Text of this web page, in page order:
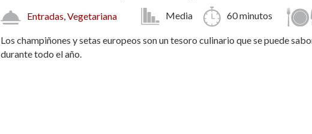
Entradas Vegetariana Media 60 minutos
Los champiñones y setas europeos son un tesoro culinario que se puede
durante todo el año.